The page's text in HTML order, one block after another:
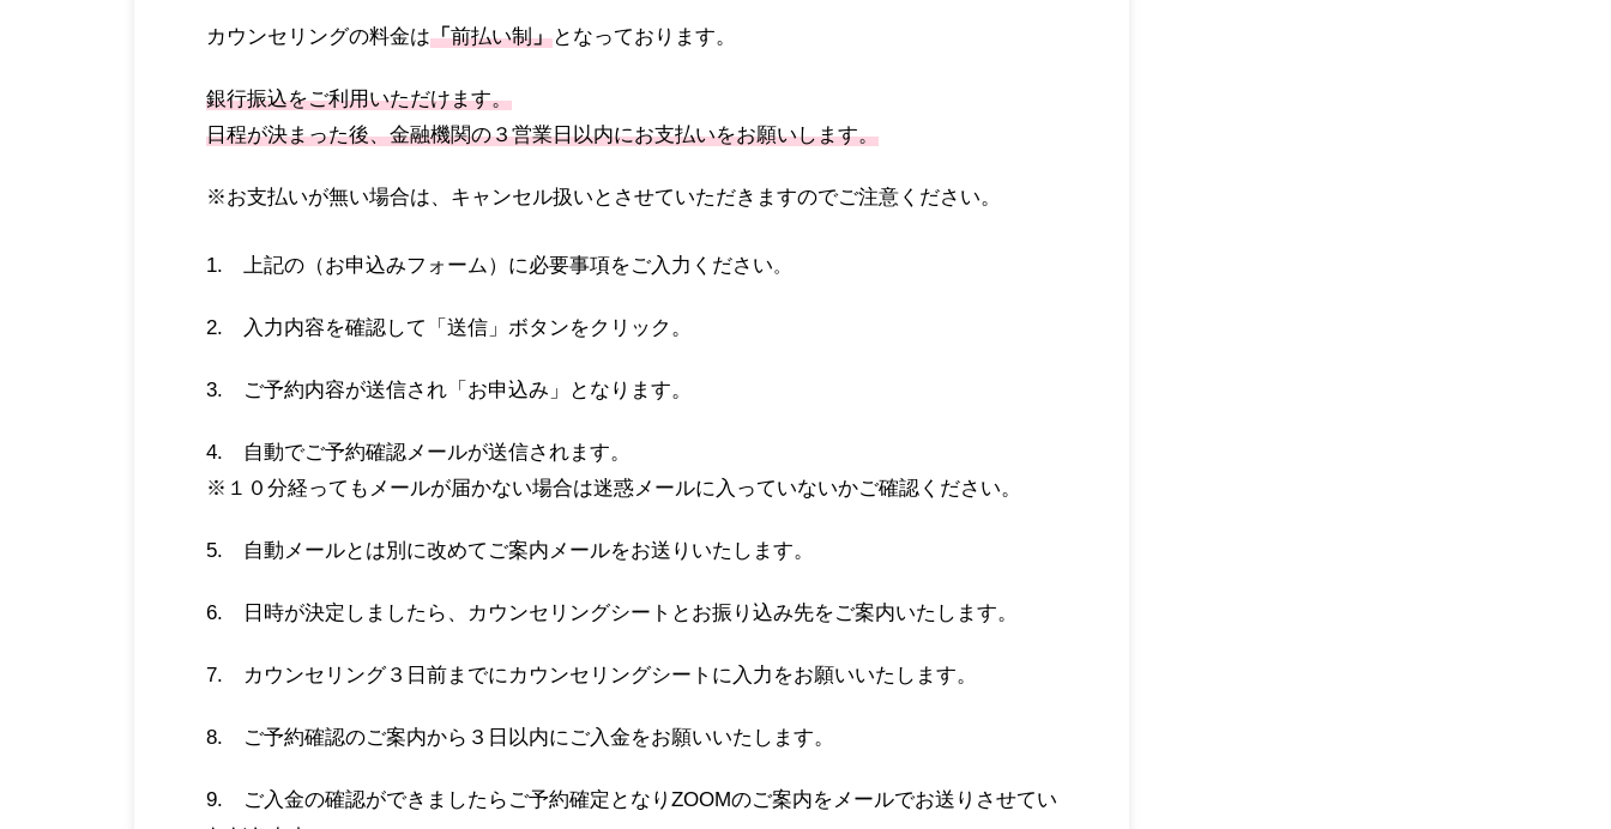
カウンセリングの料金は「前払い制」と なっております。
銀行振込をご利用いただけます。
日程が決まった後、金融機関の３営業日以内にお支払いをお願いします。
※お支払いが無い場合は、キャンセル扱いとさせていただきますのでご注意ください。
1. 上記の（お申込みフォーム）に必要事項をご入力ください。
2. 入力内容を確認して「送信」ボタンをクリック。
3. ご予約内容が送信され「お申込み」となります。
4. 自動でご予約確認メールが送信されます。
※１０分経ってもメールが届かない場合は迷惑メールに入っていないかご確認ください。
5. 自動メールとは別に改めてご案内メールをお送りいたします。
6. 日時が決定しましたら、カウンセリングシートとお振り込み先をご案内いたします。
7. カウンセリング３日前までにカウンセリングシートに入力をお願いいたします。
8. ご予約確認のご案内から３日以内にご入金をお願いいたします。
9. ご入金の確認ができましたらご予約確定となりZOOMのご案内をメールでお送りさせてい